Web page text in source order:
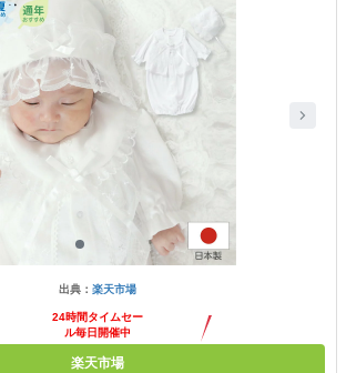
出典： 楽天市場
24時間タイムセー
ル毎日開催中
楽天市場